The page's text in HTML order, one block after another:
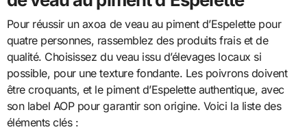
Pour réussir un axoa de veau au piment d’Espelette pour
quatre personnes, rassemblez des produits frais et de
qualité. Choisissez du veau issu d’élevages locaux si
possible, pour une texture fondante. Les poivrons doivent
être croquants, et le piment d’Espelette authentique, avec
son label AOP pour garantir son origine. Voici la liste des
éléments clés :